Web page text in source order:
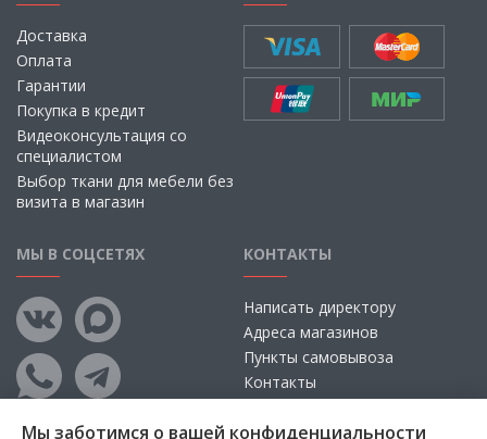
Доставка
Оплата
Гарантии
Покупка в кредит
Видеоконсультация со
специалистом
Выбор ткани для мебели без
визита в магазин
МЫ В СОЦСЕТЯХ КОНТАКТЫ
Написать директору
Адреса магазинов
Пункты самовывоза
Контакты
Мы заботимся о вашей конфиденциальности